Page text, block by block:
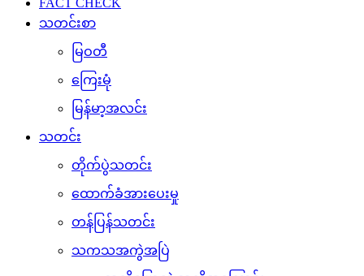
သတင်းစာ
မြဝတီ
ကြေးမုံ
မြန်မာ့အလင်း
သတင်း
တိုက်ပွဲသတင်း
ထောက်ခံအားပေးမှု
တန်ပြန်သတင်း
သကသအကွဲအပြဲ